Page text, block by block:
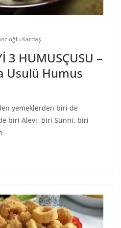
Kardaş
3 HUMUSÇUSU –
Usulü Humus
yemeklerden biri de
biri Alevi, biri Sünni, biri